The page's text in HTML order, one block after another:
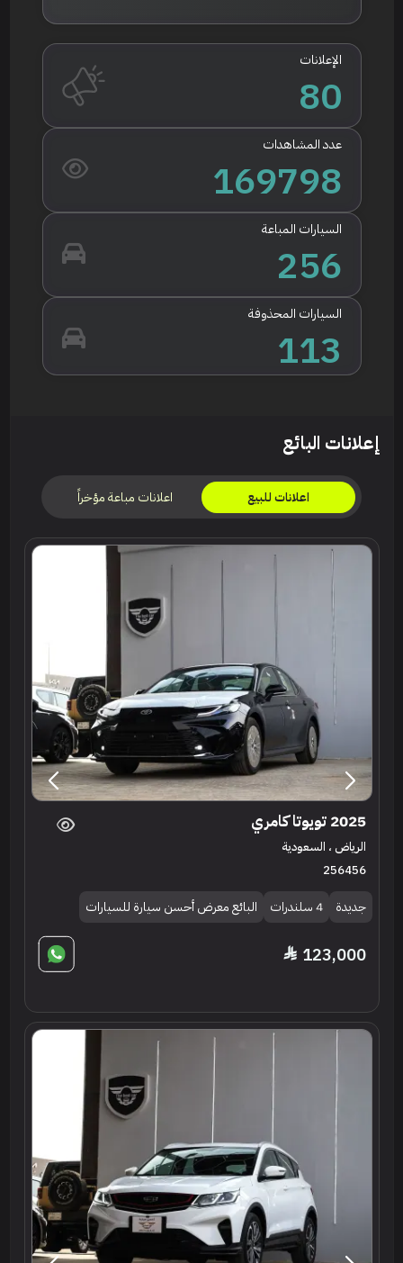
الإعلانات
80
عدد المشاهدات
169798
السيارات المباعة
256
السيارات المحذوفة
113
إعلانات البائع
اعلانات للبيع اعلانات مباعة مؤخراً
2025 تويوتا كامري
الرياض ، السعودية
256456
جديدة 4 سلندرات البائع معرض أحسن سيارة للسيارات
123,000